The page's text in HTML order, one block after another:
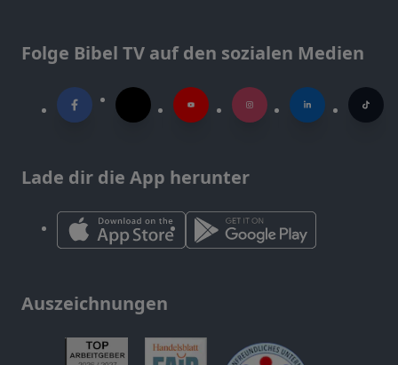
Folge Bibel TV auf den sozialen Medien
Lade dir die App herunter
Auszeichnungen